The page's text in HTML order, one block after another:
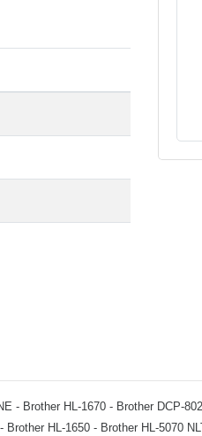
- Brother HL-1670 - Brother DCP-
HL-1650 - Brother HL-5070